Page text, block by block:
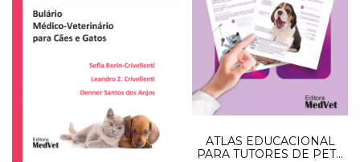
ATLAS EDUCACIONAL
PARA TUTORES DE PET -